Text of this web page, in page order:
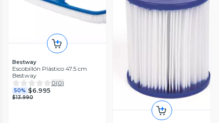
Bestway
Escobillón Plástico 47.5 cm
Bestway
0(0)
50% $6.995
$13.990